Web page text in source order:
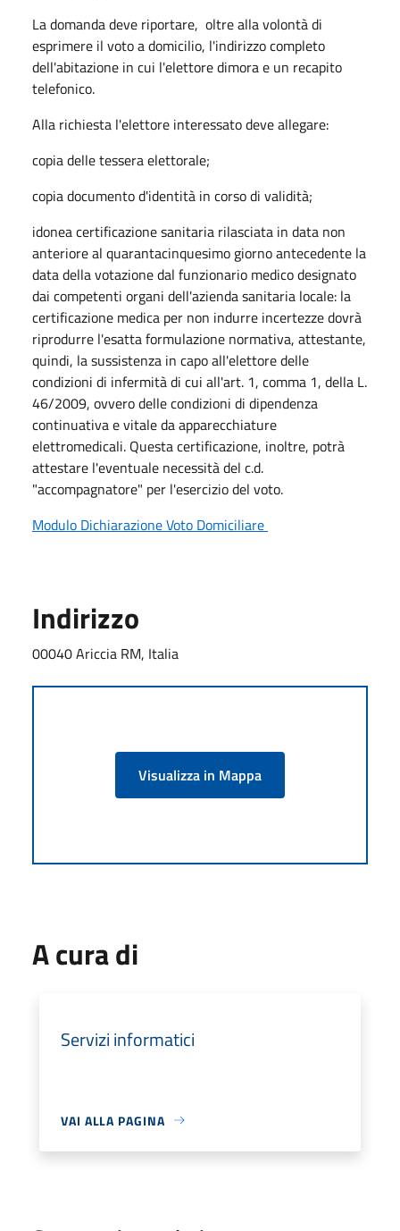
La domanda deve riportare, oltre alla volontà di
esprimere il voto a domicilio, l'indirizzo completo
dell'abitazione in cui l'elettore dimora e un recapito
telefonico.
Alla richiesta l'elettore interessato deve allegare:
copia delle tessera elettorale;
copia documento d'identità in corso di validità;
idonea certificazione sanitaria rilasciata in data non
anteriore al quarantacinquesimo giorno antecedente la
data della votazione dal funzionario medico designato
dai competenti organi dell'azienda sanitaria locale: la
certificazione medica per non indurre incertezze dovrà
riprodurre l'esatta formulazione normativa, attestante,
quindi, la sussistenza in capo all'elettore delle
condizioni di infermità di cui all'art. 1, comma 1, della L.
46/2009, ovvero delle condizioni di dipendenza
continuativa e vitale da apparecchiature
elettromedicali. Questa certificazione, inoltre, potrà
attestare l'eventuale necessità del c.d.
"accompagnatore" per l'esercizio del voto.
Modulo Dichiarazione Voto Domiciliare
Indirizzo
00040 Ariccia RM, Italia
Visualizza in Mappa
A cura di
Servizi informatici
VAI ALLA PAGINA